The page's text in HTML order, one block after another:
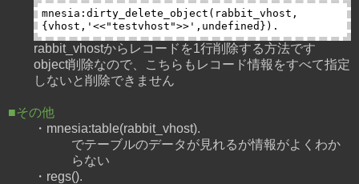
mnesia:dirty_delete_object(rabbit_vhost,
rabbit_vhostからレコードを1行削除する方法です
object削除なので、こちらもレコード情報をすべて指定
しないと削除できません
■その他
・mnesia:table(rabbit_vhost).
でテーブルのデータが見れるが情報がよくわか
らない
・regs().